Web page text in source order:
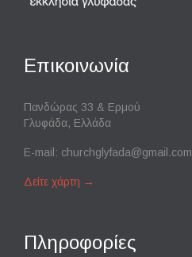
Επικοινωνία
Πανδώρας 33 & Ερμού
Γλυφάδα, Ελλάδα
E-mail: churchglyfada@gmail.com
Δείτε χάρτη →
Πληροφορίες